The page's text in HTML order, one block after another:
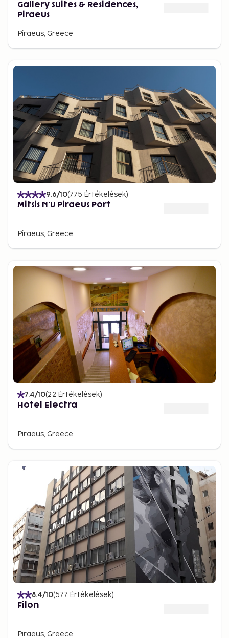
Gallery Suites & Residences,
Piraeus
Piraeus, Greece
9.6/10(775 Értékelések)
Mitsis N'U Piraeus Port
Piraeus, Greece
7.4/10(22 Értékelések)
Hotel Electra
Piraeus, Greece
8.4/10(577 Értékelések)
Filon
Piraeus, Greece